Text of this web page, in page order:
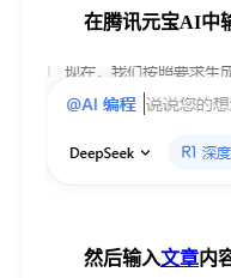
在腾讯元宝AI中
然后输入文章内